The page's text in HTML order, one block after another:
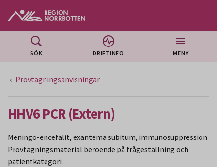
SÖK DRIFTINFO MENY
Provtagningsanvisningar
HHV6 PCR (Extern)
Meningo-encefalit, exantema subitum, immunosuppression
Provtagningsmaterial beroende på frågeställning och
patientkategori